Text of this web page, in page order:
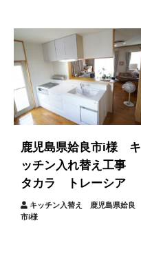
鹿児島県姶良市i様 キ
ッチン入れ替え工事
タカラ トレーシア
キッチン入替え 鹿児島県姶良
市i様